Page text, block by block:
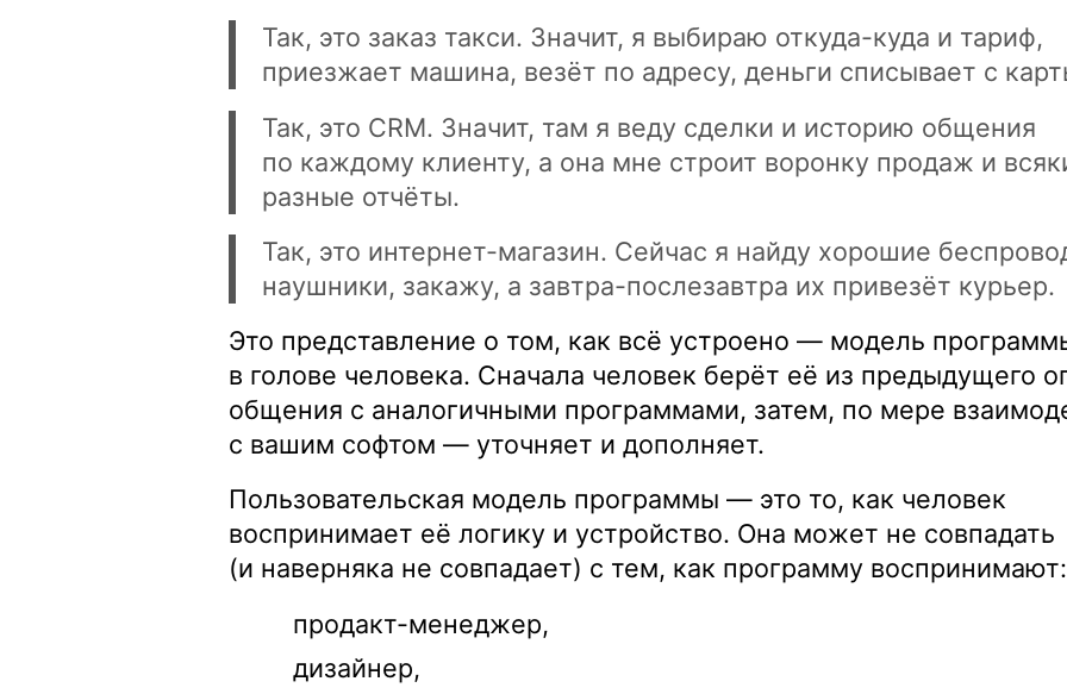
Так, это заказ такси. Значит, я выбираю откуда-куда и тариф,
приезжает машина, везёт по адресу, деньги списывает с
Так, это CRM. Значит, там я веду сделки и историю общения
по каждому клиенту, а она мне строит воронку продаж и
разные отчёты.
Так, это интернет-магазин. Сейчас я найду хорошие
наушники, закажу, а завтра-послезавтра их привезёт курьер.
Это представление о том, как всё устроено — модель
в голове человека. Сначала человек берёт её из предыдущего
общения с аналогичными программами, затем, по мере
с вашим софтом — уточняет и дополняет.
Пользовательская модель программы — это то, как человек
воспринимает её логику и устройство. Она может не совпадать
(и наверняка не совпадает) с тем, как программу воспринимают:
продакт-менеджер,
дизайнер,